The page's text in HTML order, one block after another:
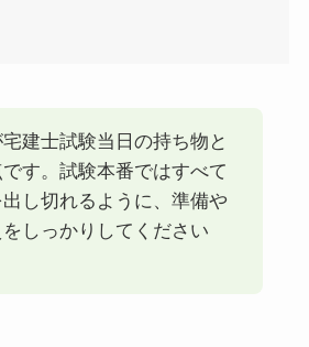
建士試験当日の持ち物と
す。試験本番ではすべて
し切れるように、準備や
しっかりしてください